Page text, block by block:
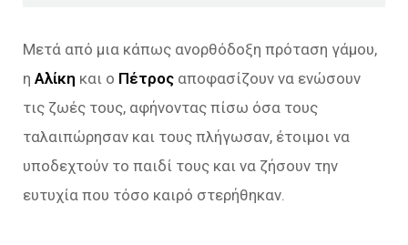
Μετά από μια κάπως ανορθόδοξη πρόταση γάμου,
η Αλίκη και ο Πέτρος αποφασίζουν να ενώσουν
τις ζωές τους, αφήνοντας πίσω όσα τους
ταλαιπώρησαν και τους πλήγωσαν, έτοιμοι να
υποδεχτούν το παιδί τους και να ζήσουν την
ευτυχία που τόσο καιρό στερήθηκαν.